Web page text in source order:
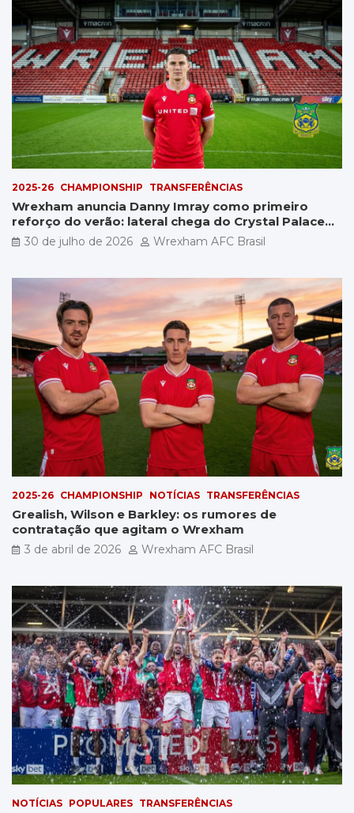
2025-26 CHAMPIONSHIP TRANSFERÊNCIAS
Wrexham anuncia Danny Imray como primeiro
reforço do verão: lateral chega do Crystal Palace
por £5 milhões
30 de julho de 2026 Wrexham AFC Brasil
2025-26 CHAMPIONSHIP NOTÍCIAS TRANSFERÊNCIAS
Grealish, Wilson e Barkley: os rumores de
contratação que agitam o Wrexham
3 de abril de 2026 Wrexham AFC Brasil
NOTÍCIAS POPULARES TRANSFERÊNCIAS